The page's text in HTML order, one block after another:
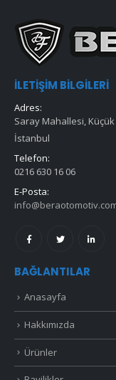
İLETIŞIM BILGILERI
Adres:
Saray Mahallesi,
İstanbul
Telefon:
0216 630 16 06
E-Posta:
BAĞLANTILAR
Anasayfa
Hakkımızda
Ürünler